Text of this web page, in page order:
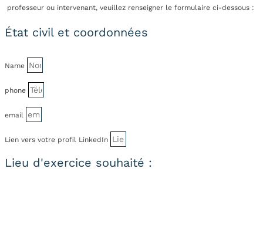
professeur ou intervenant, veuillez renseigner le formulaire ci-dessous :
État civil et coordonnées
Name
phone
email
Lien vers votre profil LinkedIn
Lieu d'exercice souhaité :